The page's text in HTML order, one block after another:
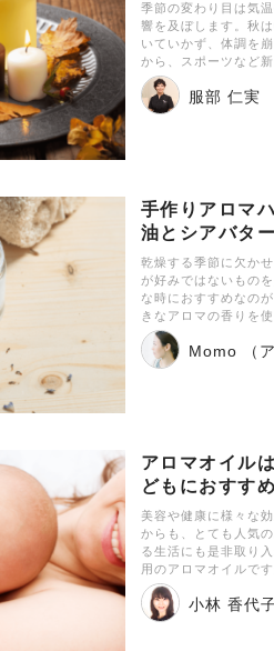
季節の変わり目は気
響を及ぼします。秋
いていかず、体調を
から、スポーツなど
服部 仁実
手作りアロマ
油とシアバタ
乾燥する季節に欠か
が好みではないもの
な時におすすめなの
きなアロマの香りを
Momo （
アロマオイル
どもにおすす
美容や健康に様々な
からも、とても人気
る生活にも是非取り
用のアロマオイルで
小林 香代